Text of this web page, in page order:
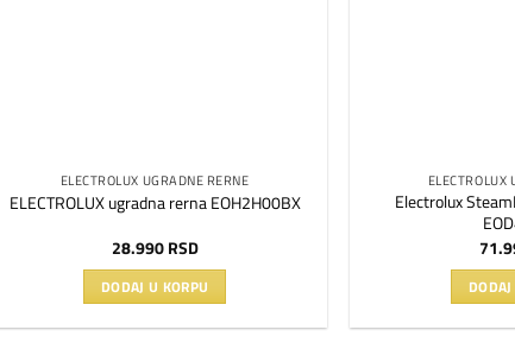
ELECTROLUX UGRADNE RERNE
ELECTROLUX ugradna rerna EOH2H00BX
28.990RSD
DODAJ U KORPU
ELECTROLUX
Electrolux